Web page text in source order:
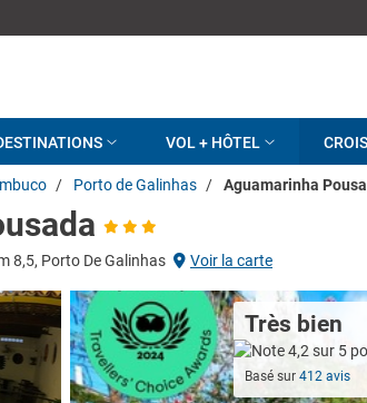
VOL + HÔTEL
/ Porto de Galinhas / Aguamarinha
8,5, Porto De Galinhas Voir la carte
Très bien
Basé sur412 avis